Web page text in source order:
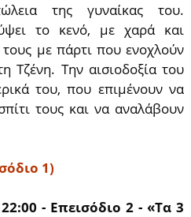
της γυναίκας του.
το κενό, με χαρά και
τους με πάρτι που ενοχλούν
Τζένη. Την αισιοδοξία του
του, που επιμένουν να
τους και να αναλάβουν
1)
- Επεισόδιο 2 - «Τα 3